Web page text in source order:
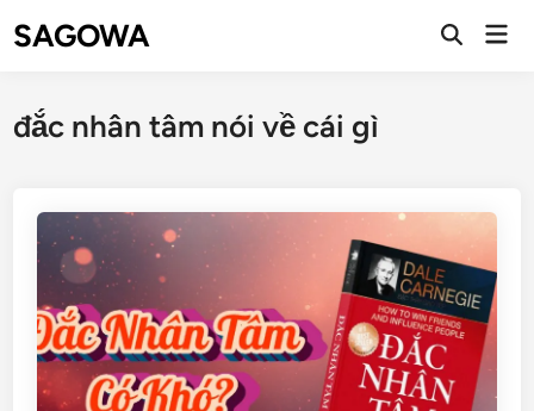
SAGOWA
đắc nhân tâm nói về cái gì